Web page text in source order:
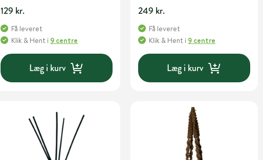
129 kr.
Få leveret
Klik & Hent i 9 centre
Læg i kurv
249 kr.
Få leveret
Klik & Hent i 9 centre
Læg i kurv